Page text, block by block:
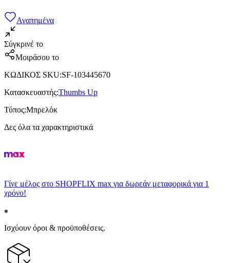
Αγαπημένα
Σύγκρινέ το
Μοιράσου το
ΚΩΔΙΚΟΣ SKU:SF-103445670
Κατασκευαστής:Thumbs Up
Τύπος:Μπρελόκ
Δες όλα τα χαρακτηριστικά
Γίνε μέλος στο SHOPFLIX max για δωρεάν μεταφορικά για 1
χρόνο!
Ισχύουν όροι & προϋποθέσεις.